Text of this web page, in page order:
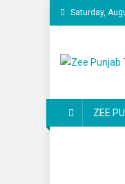
Skip to content
Saturday,
ZEE